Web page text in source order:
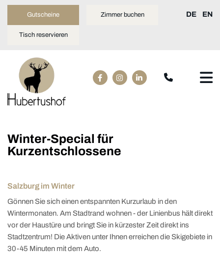
Gutscheine Zimmer buchen
Tisch reservieren
DE EN
Winter-Special für
Kurzentschlossene
Salzburg im Winter
Gönnen Sie sich einen entspannten Kurzurlaub in den
Wintermonaten. Am Stadtrand wohnen - der Linienbus hält direkt
vor der Haustüre und bringt Sie in kürzester Zeit direkt ins
Stadtzentrum! Die Aktiven unter Ihnen erreichen die Skigebiete in
30-45 Minuten mit dem Auto.